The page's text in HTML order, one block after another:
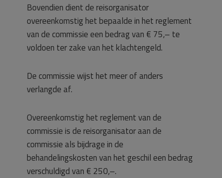
Bovendien dient de reisorganisator
overeenkomstig het bepaalde in het reglement
van de commissie een bedrag van € 75,– te
voldoen ter zake van het klachtengeld.
De commissie wijst het meer of anders
verlangde af.
Overeenkomstig het reglement van de
commissie is de reisorganisator aan de
commissie als bijdrage in de
behandelingskosten van het geschil een bedrag
verschuldigd van € 250,–.